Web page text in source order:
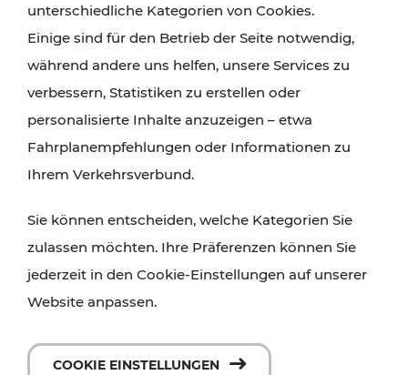
Radtouren oder purer Naturgenuss – viele
Attraktionen sind mit den Ticket- und Fahrplan-
Angeboten des VOR gut und schnell erreichbar.
unterschiedliche Kategorien von Cookies.
Einige sind für den Betrieb der Seite notwendig,
während andere uns helfen, unsere Services zu
verbessern, Statistiken zu erstellen oder
personalisierte Inhalte anzuzeigen – etwa
Fahrplanempfehlungen oder Informationen zu
Ihrem Verkehrsverbund.
Sie können entscheiden, welche Kategorien Sie
zulassen möchten. Ihre Präferenzen können Sie
jederzeit in den Cookie-Einstellungen auf unserer
Website anpassen.
COOKIE EINSTELLUNGEN